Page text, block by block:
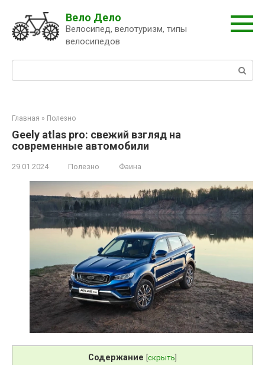
контенту
Вело Дело
Велосипед, велотуризм, типы
велосипедов
Главная » Полезно
Geely atlas pro: свежий взгляд на
современные автомобили
29.01.2024 Полезно Фаина
Содержание скрыть